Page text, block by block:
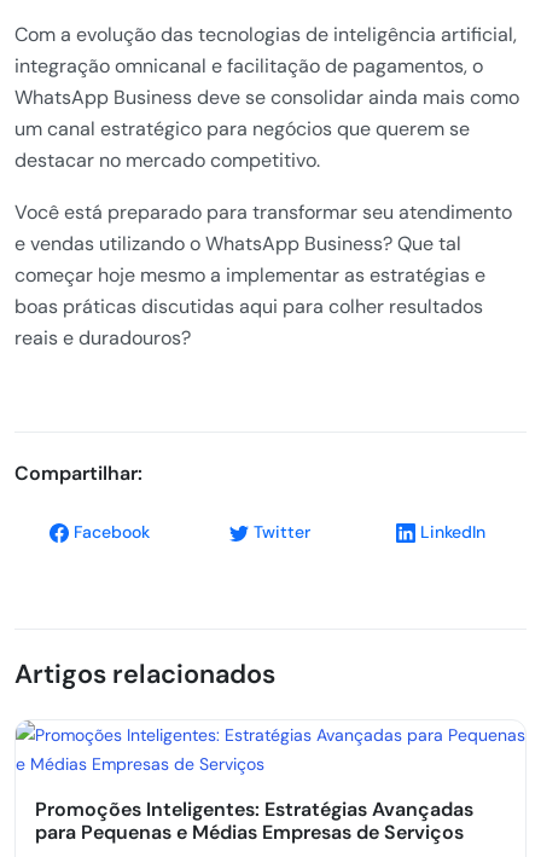
Com a evolução das tecnologias de inteligência artificial,
integração omnicanal e facilitação de pagamentos, o
WhatsApp Business deve se consolidar ainda mais como
um canal estratégico para negócios que querem se
destacar no mercado competitivo.
Você está preparado para transformar seu atendimento
e vendas utilizando o WhatsApp Business? Que tal
começar hoje mesmo a implementar as estratégias e
boas práticas discutidas aqui para colher resultados
reais e duradouros?
Compartilhar:
Facebook Twitter LinkedIn
Artigos relacionados
Promoções Inteligentes: Estratégias Avançadas
para Pequenas e Médias Empresas de Serviços